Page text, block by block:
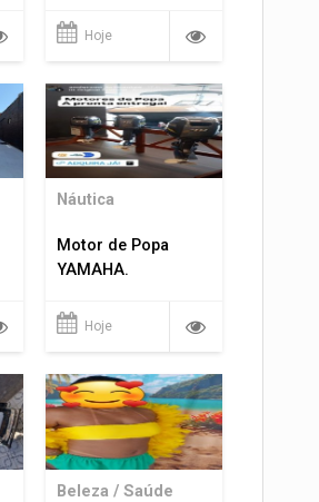
Hoje
Náutica
Motor de Popa
YAMAHA.
Hoje
Beleza / Saúde